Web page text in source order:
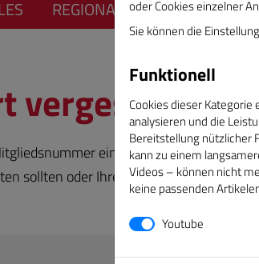
REGIONALVEREINE ÜBER
vergessen
ein, es wird Ihnen
sollten oder Ihre Mitgliedsnummer
oder Cookies einzelner
Sie können die
Funktionell
Cookies dieser
analysieren und die
Bereitstellung nützlicher
kann zu einem
Videos – können nicht
keine passenden
Youtube